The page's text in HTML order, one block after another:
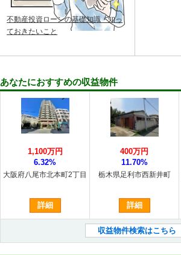
不動産投資ローンの基礎知識・知っ
ておきたいこと
あなたにおすすめの収益物件
大阪府八尾市北本町2丁目
1,100万円
6.32%
詳細
栃木県足利市西新井町
400万円
11.70%
詳細
収益物件検索はこちら